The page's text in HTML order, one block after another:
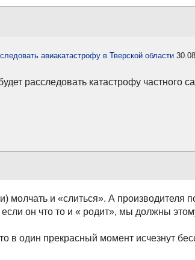
авиакатастрофу в Тверской области
расследовать катастрофу частного
молчать и «слиться». А производителя
он что то и « родит», мы должны
в один прекрасный момент исчезнут